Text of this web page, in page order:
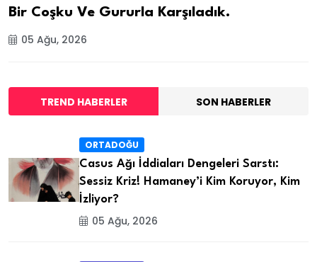
Bir Coşku Ve Gururla Karşıladık.
05 Ağu, 2026
TREND HABERLER SON HABERLER
ORTADOĞU
Casus Ağı İddiaları Dengeleri Sarstı:
Sessiz Kriz! Hamaney’i Kim Koruyor, Kim
İzliyor?
05 Ağu, 2026